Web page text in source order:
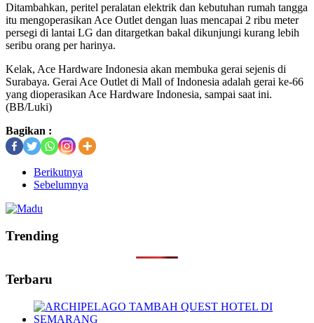
Ditambahkan, peritel peralatan elektrik dan kebutuhan rumah tangga
itu mengoperasikan Ace Outlet dengan luas mencapai 2 ribu meter
persegi di lantai LG dan ditargetkan bakal dikunjungi kurang lebih
seribu orang per harinya.
Kelak, Ace Hardware Indonesia akan membuka gerai sejenis di
Surabaya. Gerai Ace Outlet di Mall of Indonesia adalah gerai ke-66
yang dioperasikan Ace Hardware Indonesia, sampai saat ini.
(BB/Luki)
Bagikan :
Berikutnya
Sebelumnya
Trending
Terbaru